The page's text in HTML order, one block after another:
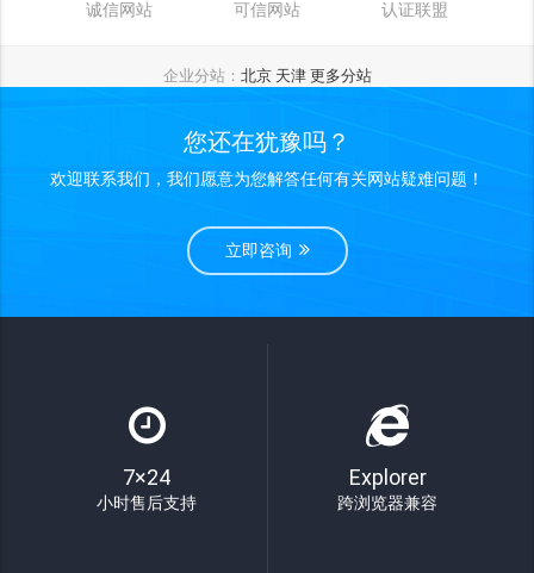
诚信网站 可信网站 认证联盟
企业分站： 北京 天津 更多分站
您还在犹豫吗？
欢迎联系我们，我们愿意为您解答任何有关网站疑难问题！
立即咨询
7×24
小时售后支持
Explorer
跨浏览器兼容